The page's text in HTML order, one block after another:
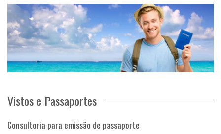
Vistos e Passaportes
Consultoria para emissão de passaporte